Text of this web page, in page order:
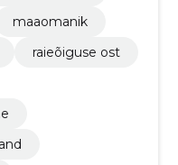
maaomanik
raieõiguse ost